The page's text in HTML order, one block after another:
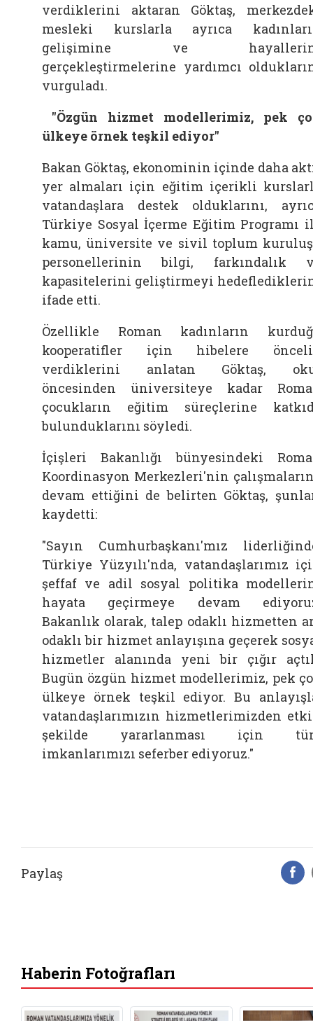
verdiklerini aktaran Göktaş,
mesleki kurslarla ayrıca
gelişimine ve
gerçekleştirmelerine yardımcı
vurguladı.
"Özgün hizmet modellerimiz, pek
ülkeye örnek teşkil ediyor"
Bakan Göktaş, ekonominin içinde daha
yer almaları için eğitim içerikli
vatandaşlara destek olduklarını,
Türkiye Sosyal İçerme Eğitim Programı
kamu, üniversite ve sivil toplum
personellerinin bilgi, farkındalık
kapasitelerini geliştirmeyi
ifade etti.
Özellikle Roman kadınların
kooperatifler için hibelere
verdiklerini anlatan Göktaş,
öncesinden üniversiteye kadar
çocukların eğitim süreçlerine
bulunduklarını söyledi.
İçişleri Bakanlığı bünyesindeki
Koordinasyon Merkezleri'nin
devam ettiğini de belirten Göktaş,
kaydetti:
"Sayın Cumhurbaşkanı'mız
Türkiye Yüzyılı'nda, vatandaşlarımız
şeffaf ve adil sosyal politika
hayata geçirmeye devam
Bakanlık olarak, talep odaklı hizmetten
odaklı bir hizmet anlayışına geçerek
hizmetler alanında yeni bir çığır
Bugün özgün hizmet modellerimiz, pek
ülkeye örnek teşkil ediyor. Bu
vatandaşlarımızın hizmetlerimizden
şekilde yararlanması için
imkanlarımızı seferber ediyoruz."
Paylaş
Haberin Fotoğrafları